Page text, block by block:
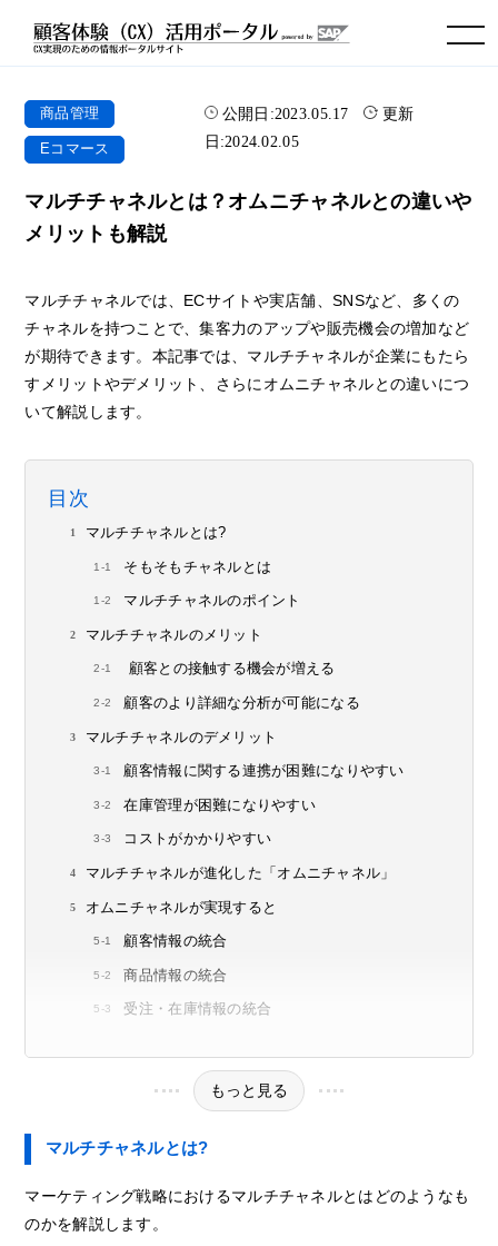
toggle navigation
商品管理
Eコマース
公開日:2023.05.17
更新
日:2024.02.05
マルチチャネルとは？オムニチャネルとの違いや
メリットも解説
マルチチャネルでは、ECサイトや実店舗、SNSなど、多くの
チャネルを持つことで、集客力のアップや販売機会の増加など
が期待できます。本記事では、マルチチャネルが企業にもたら
すメリットやデメリット、さらにオムニチャネルとの違いにつ
いて解説します。
目次
マルチチャネルとは?
そもそもチャネルとは
マルチチャネルのポイント
マルチチャネルのメリット
顧客との接触する機会が増える
顧客のより詳細な分析が可能になる
マルチチャネルのデメリット
顧客情報に関する連携が困難になりやすい
在庫管理が困難になりやすい
コストがかかりやすい
マルチチャネルが進化した「オムニチャネル」
オムニチャネルが実現すると
顧客情報の統合
商品情報の統合
受注・在庫情報の統合
もっと見る
マルチチャネルとは?
マーケティング戦略におけるマルチチャネルとはどのようなも
のかを解説します。